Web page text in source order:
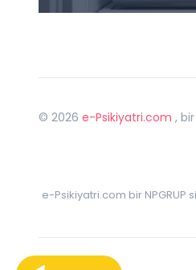
© 2026 e-Psikiyatri.com ,
e-Psikiyatri.com bir